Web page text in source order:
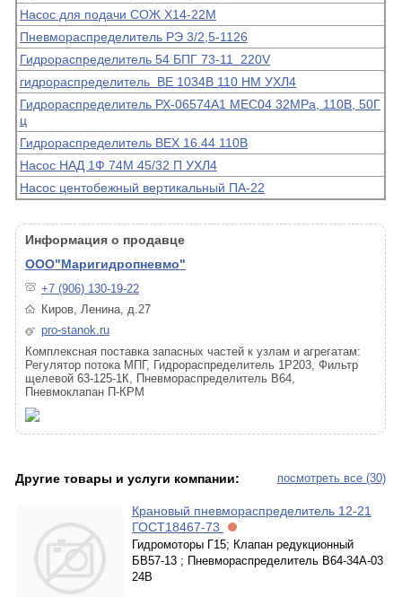
Насос для подачи СОЖ Х14-22М
Пневмораспределитель РЭ 3/2,5-1126
Гидрораспределитель 54 БПГ 73-11 220V
гидрораспределитель ВЕ 1034В 110 НМ УХЛ4
Гидрораспределитель РХ-06574А1 МЕС04 32МРа, 110В, 50Г
ц
Гидрораспределитель ВЕХ 16.44 110В
Насос НАД 1Ф 74М 45/32 П УХЛ4
Насос центобежный вертикальный ПА-22
Информация о продавце
ООО"Маригидропневмо"
+7 (906) 130-19-22
Киров, Ленина, д.27
pro-stanok.ru
Комплексная поставка запасных частей к узлам и агрегатам:
Регулятор потока МПГ, Гидрораспределитель 1Р203, Фильтр
щелевой 63-125-1К, Пневмораспределитель В64,
Пневмоклапан П-КРМ
посмотреть все (30)
Другие товары и услуги компании:
Крановый пневмораспределитель 12-21
ГОСТ18467-73
Гидромоторы Г15; Клапан редукционный
БВ57-13 ; Пневмораспределитель В64-34А-03
24В